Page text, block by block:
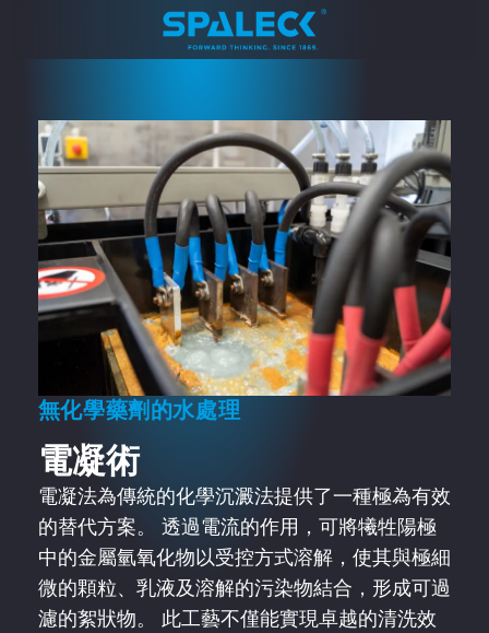
無化學藥劑的水處理
電凝術
電凝法為傳統的化學沉澱法提供了一種極為有效
的替代方案。 透過電流的作用，可將犧牲陽極
中的金屬氫氧化物以受控方式溶解，使其與極細
微的顆粒、乳液及溶解的污染物結合，形成可過
濾的絮狀物。 此工藝不僅能實現卓越的清洗效